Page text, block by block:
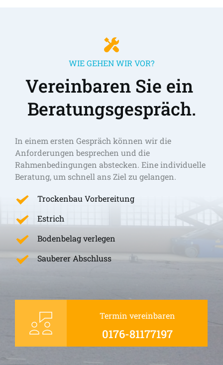
WIE GEHEN WIR VOR?
Vereinbaren Sie ein
Beratungsgespräch.
In einem ersten Gespräch können wir die
Anforderungen besprechen und die
Rahmenbedingungen abstecken. Eine individuelle
Beratung, um schnell ans Ziel zu gelangen.
Trockenbau Vorbereitung
Estrich
Bodenbelag verlegen
Sauberer Abschluss
Termin vereinbaren
0176-81177197